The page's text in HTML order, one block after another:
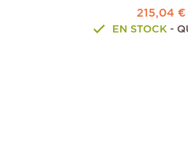
215,04 €
EN STOCK -